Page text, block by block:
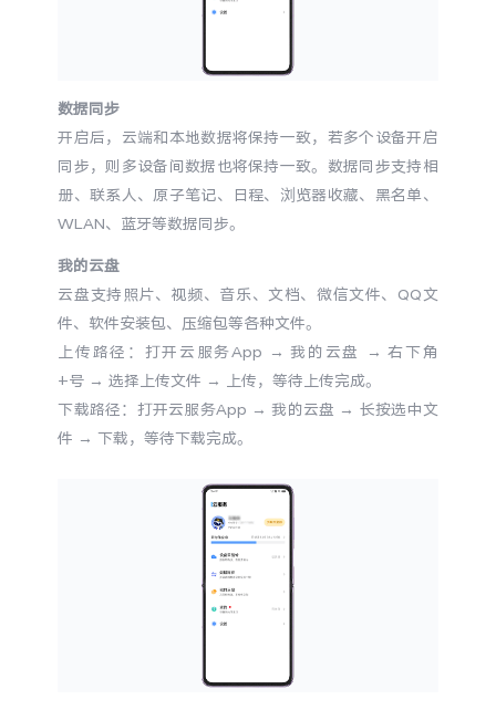
数据同步
开启后，云端和本地数据将保持一致，若多个设备开启
同步，则多设备间数据也将保持一致。数据同步支持相
册、联系人、原子笔记、日程、浏览器收藏、黑名单、
WLAN、蓝牙等数据同步。
我的云盘
云盘支持照片、视频、音乐、文档、微信文件、QQ文
件、软件安装包、压缩包等各种文件。
上传路径： 打开云服务App →我的云盘 →右下角
+号 →选择上传文件 →
上传，等待上传完成。
下载路径： 打开云服务App →我的云盘 → 长按选中文
件 →下载，等待下载完成。